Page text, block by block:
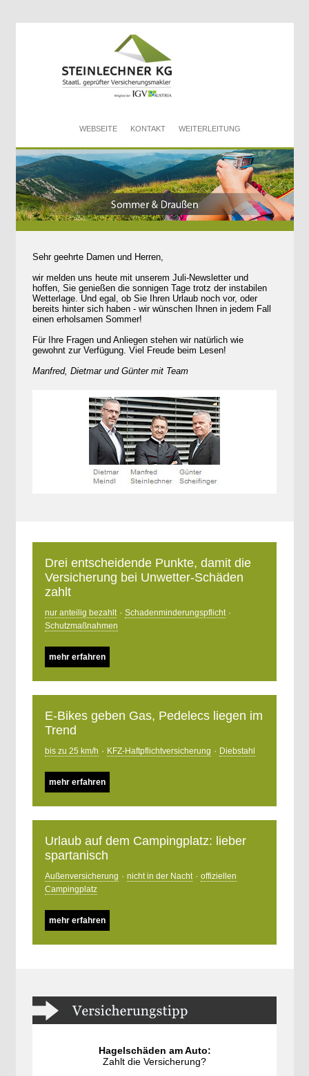
WEBSEITE KONTAKT WEITERLEITUNG
Sehr geehrte Damen und Herren,
wir melden uns heute mit unserem Juli-Newsletter und
hoffen, Sie genießen die sonnigen Tage trotz der instabilen
Wetterlage. Und egal, ob Sie Ihren Urlaub noch vor, oder
bereits hinter sich haben - wir wünschen Ihnen in jedem Fall
einen erholsamen Sommer!
Für Ihre Fragen und Anliegen stehen wir natürlich wie
gewohnt zur Verfügung. Viel Freude beim Lesen!
Manfred, Dietmar und Günter mit Team
Drei entscheidende Punkte, damit die
Versicherung bei Unwetter-Schäden
zahlt
nur anteilig bezahlt· Schadenminderungspflicht·
Schutzmaßnahmen
mehr erfahren
E-Bikes geben Gas, Pedelecs liegen im
Trend
bis zu 25 km/h · KFZ-Haftpflichtversicherung · Diebstahl
mehr erfahren
Urlaub auf dem Campingplatz: lieber
spartanisch
Außenversicherung · nicht in der Nacht· offiziellen
Campingplatz
mehr erfahren
Hagelschäden am Auto:
Zahlt die Versicherung?